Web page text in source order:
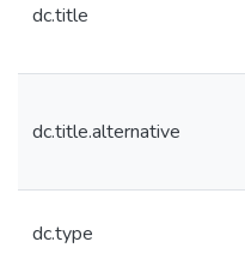
dc.title
dc.title.alternative
dc.type